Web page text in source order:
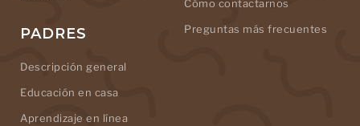
PADRES
Descripción general
Educación en casa
Aprendizaje en línea
Cómo contactarnos
Preguntas más frecuentes